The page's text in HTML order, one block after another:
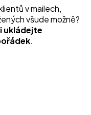
v mailech,
všude možně?
ukládejte
.